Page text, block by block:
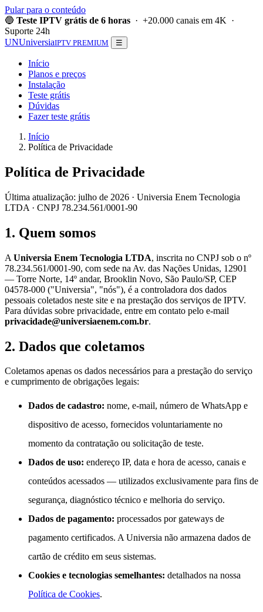
Pular para o conteúdo
🔵 Teste IPTV grátis de 6 horas · +20.000 canais em 4K ·
Suporte 24h
UNUniversiaIPTV PREMIUM ☰
Início
Planos e preços
Instalação
Teste grátis
Dúvidas
Fazer teste grátis
Início
Política de Privacidade
Política de Privacidade
Última atualização: julho de 2026 · Universia Enem Tecnologia
LTDA · CNPJ 78.234.561/0001-90
1. Quem somos
A Universia Enem Tecnologia LTDA, inscrita no CNPJ sob o nº
78.234.561/0001-90, com sede na Av. das Nações Unidas, 12901
— Torre Norte, 14º andar, Brooklin Novo, São Paulo/SP, CEP
04578-000 ("Universia", "nós"), é a controladora dos dados
pessoais coletados neste site e na prestação dos serviços de IPTV.
Para dúvidas sobre privacidade, entre em contato pelo e-mail
privacidade@universiaenem.com.br.
2. Dados que coletamos
Coletamos apenas os dados necessários para a prestação do serviço
e cumprimento de obrigações legais:
Dados de cadastro: nome, e-mail, número de WhatsApp e
dispositivo de acesso, fornecidos voluntariamente no
momento da contratação ou solicitação de teste.
Dados de uso: endereço IP, data e hora de acesso, canais e
conteúdos acessados — utilizados exclusivamente para fins de
segurança, diagnóstico técnico e melhoria do serviço.
Dados de pagamento: processados por gateways de
pagamento certificados. A Universia não armazena dados de
cartão de crédito em seus sistemas.
Cookies e tecnologias semelhantes: detalhados na nossa
Política de Cookies.